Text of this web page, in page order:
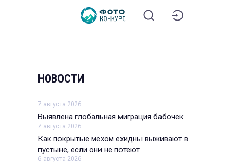
НОВОСТИ
7 августа 2026
Выявлена глобальная миграция бабочек
7 августа 2026
Как покрытые мехом ехидны выживают в
пустыне, если они не потеют
6 августа 2026